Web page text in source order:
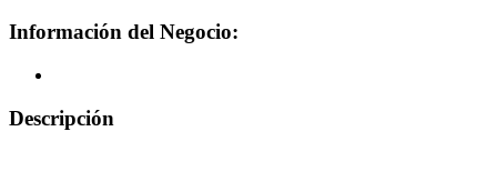
Información del Negocio:
Descripción